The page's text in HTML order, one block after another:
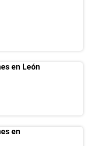
en León
en